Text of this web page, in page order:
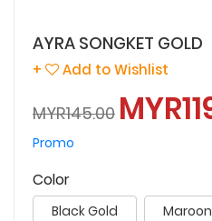
AYRA SONGKET GOLD
+ Add to Wishlist
MYR145.00
Promo
Color
Black Gold